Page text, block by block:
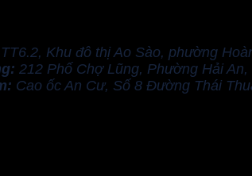
Khu đô thị Ao Sào, phường
212 Phố Chợ Lũng, Phường Hải An,
Cao ốc An Cư, Số 8 Đường Thái